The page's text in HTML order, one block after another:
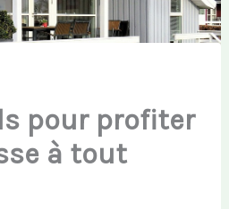
pour profiter
à tout